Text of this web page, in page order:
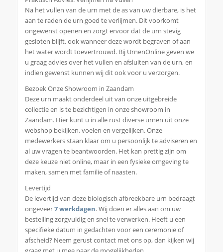
Na het vullen van de urn met de as van uw dierbare, is het
aan te raden de urn goed te verlijmen. Dit voorkomt
ongewenst openen en zorgt ervoor dat de urn stevig
gesloten blijft, ook wanneer deze wordt begraven of aan
het water wordt toevertrouwd. Bij UrnenOnline geven we
u graag advies over het vullen en afsluiten van de urn, en
indien gewenst kunnen wij dit ook voor u verzorgen.
Bezoek Onze Showroom in Zaandam
Deze urn maakt onderdeel uit van onze uitgebreide
collectie en is te bezichtigen in onze showroom in
Zaandam. Hier kunt u in alle rust diverse urnen uit onze
webshop bekijken, voelen en vergelijken. Onze
medewerkers staan klaar om u persoonlijk te adviseren en
al uw vragen te beantwoorden. Het kan prettig zijn om
deze keuze niet online, maar in een fysieke omgeving te
maken, samen met familie of naasten.
Levertijd
De levertijd van deze biologisch afbreekbare urn bedraagt
ongeveer7 werkdagen. Wij doen er alles aan om uw
bestelling zorgvuldig en snel te verwerken. Heeft u een
specifieke datum in gedachten voor een ceremonie of
afscheid? Neem gerust contact met ons op, dan kijken wij